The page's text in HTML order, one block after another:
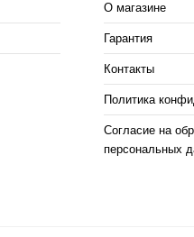
О магазине
Гарантия
Контакты
Политика
Согласие на
персональных